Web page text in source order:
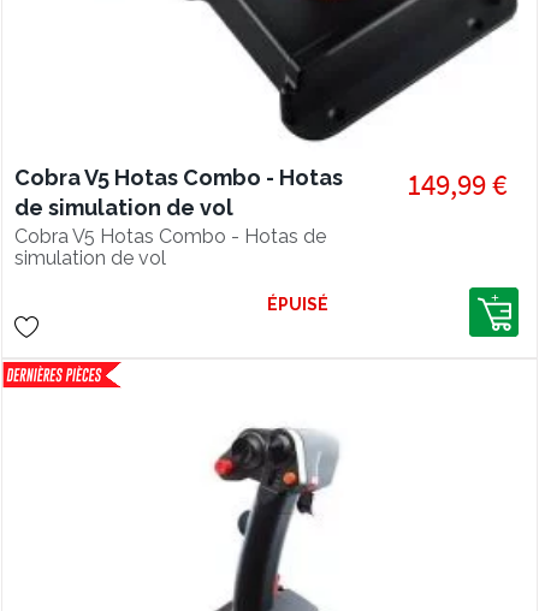
Cobra V5 Hotas Combo - Hotas
de simulation de vol
Cobra V5 Hotas Combo - Hotas de
simulation de vol
149,99 €
ÉPUISÉ